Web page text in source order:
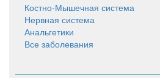
Костно-Мышечная система
Нервная система
Анальгетики
Все заболевания